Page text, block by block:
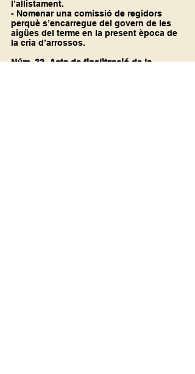
l’allistament.
- Nomenar una comissió de regidors
perquè s’encarregue del govern de les
aigües del terme en la present època de
la cria d’arrossos.
Núm. 33. Acta de finalització de la